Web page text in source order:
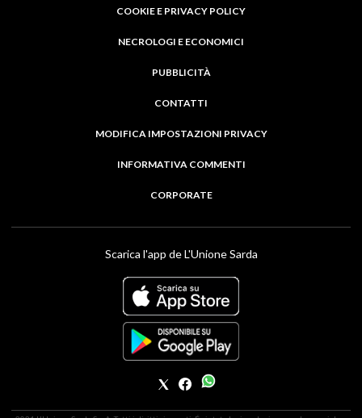
COOKIE E PRIVACY POLICY
NECROLOGI E ECONOMICI
PUBBLICITÀ
CONTATTI
MODIFICA IMPOSTAZIONI PRIVACY
INFORMATIVA COMMENTI
CORPORATE
Scarica l'app de L'Unione Sarda